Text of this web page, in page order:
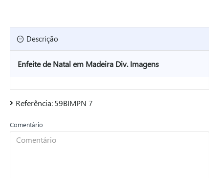
Descrição
Enfeite de Natal em Madeira Div. Imagens
Referência:59BIMPN 7
Comentário